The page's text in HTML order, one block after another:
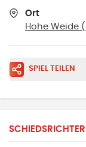
Ort
Hohe Weide (
SPIEL TEILEN
SCHIEDSRICHTER